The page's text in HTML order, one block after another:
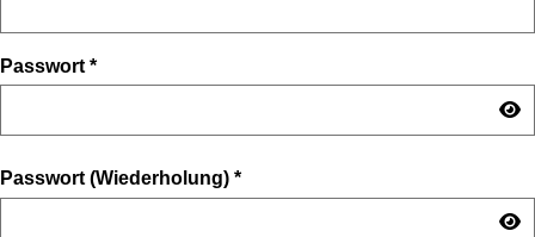
Passwort *
Passwort (Wiederholung) *